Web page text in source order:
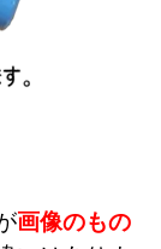
画像のもの